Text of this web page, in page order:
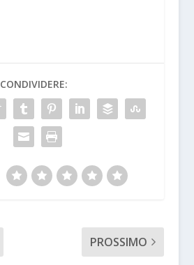
CONDIVIDERE:
PROSSIMO